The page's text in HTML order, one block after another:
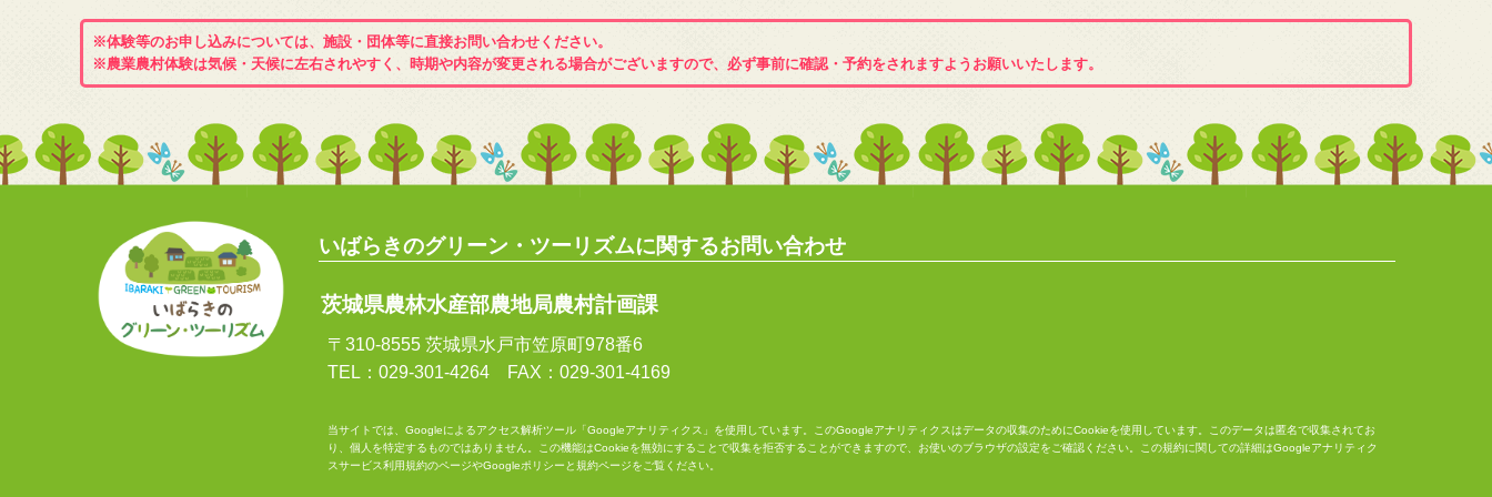
※体験等のお申し込みについては、施設・団体等に直接お問い合わせください。
※農業農村体験は気候・天候に左右されやすく、時期や内容が変更される場合がございますので、必ず事前に確認・予約をされますようお願いいたします。
いばらきのグリーン・ツーリズムに関するお問い合わせ
茨城県農林水産部農地局農村計画課
〒310-8555 茨城県水戸市笠原町978番6
TEL：029-301-4264 FAX：029-301-4169
当サイトでは、Googleによるアクセス解析ツール「Googleアナリティクス」を使用しています。このGoogleアナリティクスはデータの収集のためにCookieを使用しています。このデータは匿名で収集されてお
り、個人を特定するものではありません。この機能はCookieを無効にすることで収集を拒否することができますので、お使いのブラウザの設定をご確認ください。この規約に関しての詳細はGoogleアナリティク
スサービス利用規約のページやGoogleポリシーと規約ページをご覧ください。